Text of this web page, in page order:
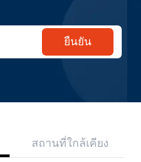
ยืนยัน
สถานที่ใกล้เคียง